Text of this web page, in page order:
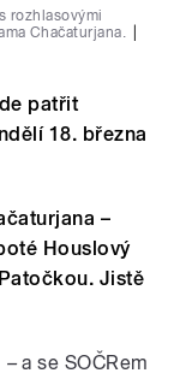
rozhlasovými
Chačaturjana.
patřit
18. března
–
Houslový
Jistě
–a se SOČRem